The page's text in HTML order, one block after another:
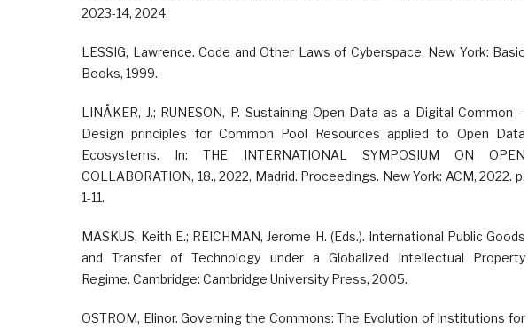
2023-14, 2024.
LESSIG, Lawrence. Code and Other Laws of Cyberspace. New York: Basic
Books, 1999.
LINÅKER, J.; RUNESON, P. Sustaining Open Data as a Digital Common –
Design principles for Common Pool Resources applied to Open Data
Ecosystems. In: THE INTERNATIONAL SYMPOSIUM ON OPEN
COLLABORATION, 18., 2022, Madrid. Proceedings. New York: ACM, 2022. p.
1-11.
MASKUS, Keith E.; REICHMAN, Jerome H. (Eds.). International Public Goods
and Transfer of Technology under a Globalized Intellectual Property
Regime. Cambridge: Cambridge University Press, 2005.
OSTROM, Elinor. Governing the Commons: The Evolution of Institutions for